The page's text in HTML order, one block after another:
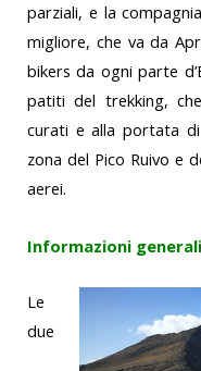
parziali, e la
migliore, che va da
bikers da ogni parte
patiti del trekking,
curati e alla portata
zona del Pico Ruivo e
aerei.
Informazioni generali
Le
due